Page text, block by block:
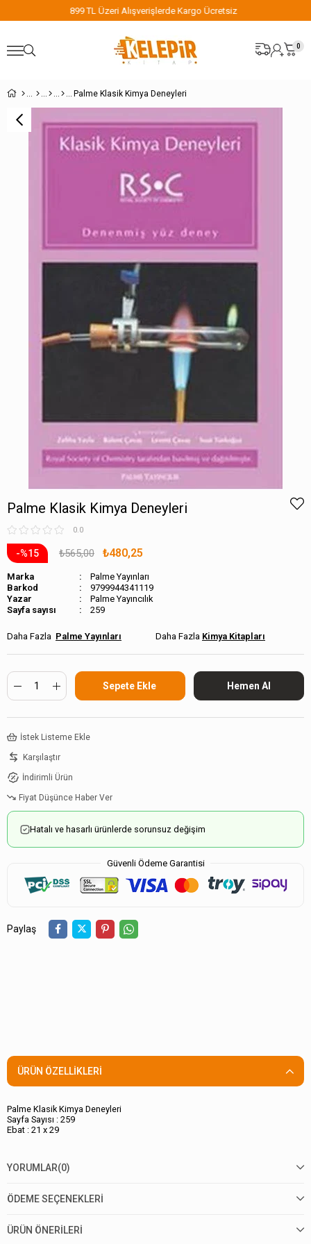
Kargo Ücretsiz 899 TL Üzeri
0
Palme Klasik Kimya Deneyleri
Palme Klasik Kimya Deneyleri
0.0
15 ₺565,00 ₺480,25
Marka
Palme Yayınları
Barkod
9799944341119
Palme Yayıncılık
Sayfa sayısı
259
Palme Yayınları Kimya Kitapları
İstek Listeme Ekle
Karşılaştır
İndirimli Ürün
Fiyat Düşünce Haber Ver
Hatalı ve hasarlı ürünlerde sorunsuz değişim
Güvenli Ödeme Garantisi
Paylaş
ÜRÜN ÖZELLIKLERI
Palme Klasik Kimya Deneyleri
Sayfa Sayısı : 259
Ebat : 21 x 29
YORUMLAR(0)
ÖDEME SEÇENEKLERI
ÜRÜN ÖNERILERI